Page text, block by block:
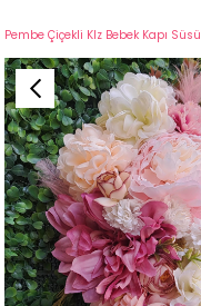
Pembe Çiçekli KIz Bebek Kapı Süsü